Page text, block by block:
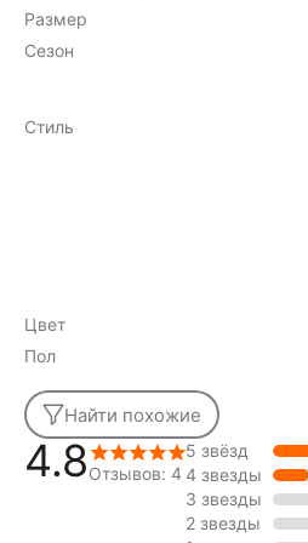
Размер
Сезон
Стиль
Цвет
Пол
Найти похожие
4.8Отзывов: 4
5 звёзд
4 звезды
3 звезды
2 звезды